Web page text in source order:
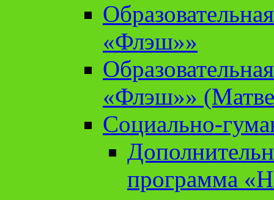
«Флэш»»
«Флэш»»
Социально-
программа